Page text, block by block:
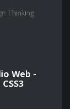
Thinking
Web -